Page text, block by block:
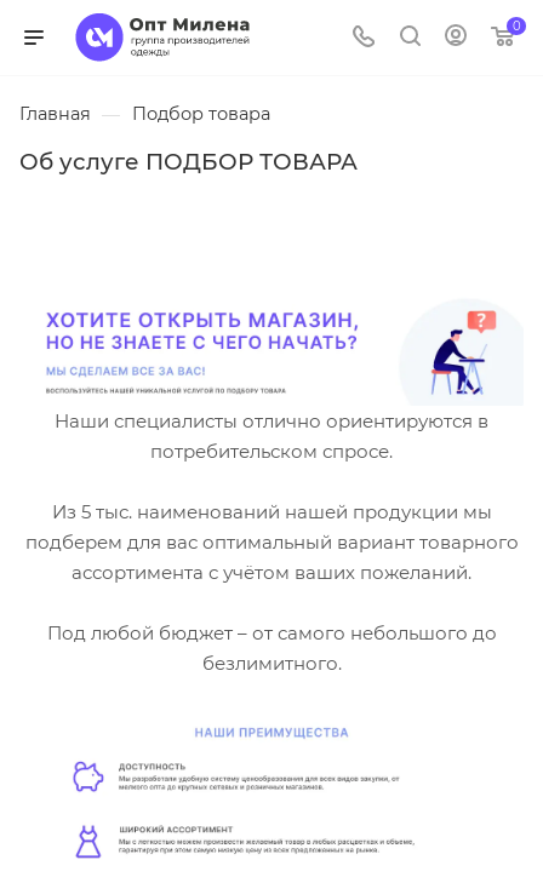
0
Главная — Подбор товара
Об услуге ПОДБОР ТОВАРА
Наши специалисты отлично ориентируются в
потребительском спросе.
Из 5 тыс. наименований нашей продукции мы
подберем для вас оптимальный вариант товарного
ассортимента с учётом ваших пожеланий.
Под любой бюджет – от самого небольшого до
безлимитного.